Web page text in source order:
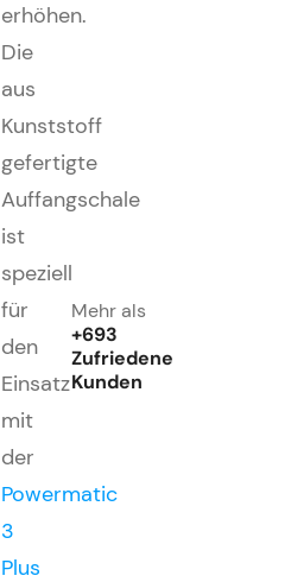
erhöhen.
Die
aus
Kunststoff
gefertigte
Auffangschale
ist
speziell
für
den
Einsatz
mit
der
Powermatic
3
Plus
Mehr als
+693
Zufriedene
Kunden